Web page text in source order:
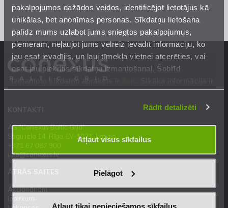
pakalpojumos dažādos veidos, identificējot lietotājus kā
unikālas, bet anonīmas personas. Sīkdatņu lietošana
palīdz mums uzlabot jums sniegtos pakalpojumus,
piemēram, neļaujot jums vēlreiz ievadīt informāciju, ko
jau esat ievadījis, un ļauj tīmekļa vietnei atcerēties, vai
esat jau piekritis sīkdatņu izmantošanai. Šobrīd
izmantoto sīkdatņu apraksts ir
mūsuPrivātuma atrunā.
Rādīt detalizēti
Atļaut visus sīkfailus
Pielāgot
Atļaut tikai nepieciešamos sīkfailus
AS "Conexus Baltic Grid"
Stigu iela 14, Rīga, LV-1021, Latvija
info@conexus.lv
Akcionāriem